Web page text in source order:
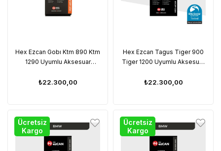
Hex Ezcan Gobı Ktm 890 Ktm
1290 Uyumlu Aksesuar
₺22.300,00
Hex Ezcan Tagus Tiger 900
Tiger 1200 Uyumlu Aksesuar
₺22.300,00
Ücretsiz
Kargo
Ücretsiz
Kargo